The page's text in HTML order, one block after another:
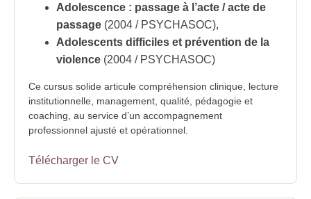
Adolescence : passage à l’acte / acte de
passage (2004 / PSYCHASOC),
Adolescents difficiles et prévention de la
violence (2004 / PSYCHASOC)
Ce cursus solide articule compréhension clinique, lecture
institutionnelle, management, qualité, pédagogie et
coaching, au service d’un accompagnement
professionnel ajusté et opérationnel.
Télécharger le CV